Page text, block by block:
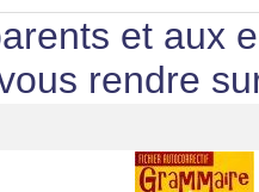
et aux
rendre